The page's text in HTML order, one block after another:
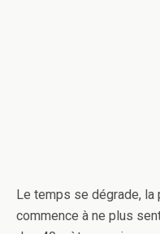
Le temps se dégrade,
commence à ne plus